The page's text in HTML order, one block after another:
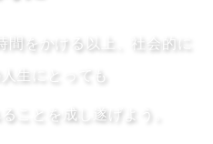
間をかける以上、社会的に
生にとっても
ことを成し遂げよう。